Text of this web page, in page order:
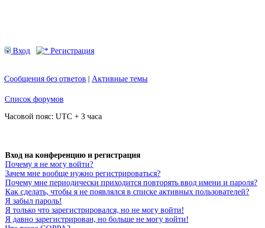
Вход Регистрация
Сообщения без ответов | Активные темы
Список форумов
Часовой пояс: UTC + 3 часа
Вход на конференцию и регистрация
Почему я не могу войти?
Зачем мне вообще нужно регистрироваться?
Почему мне периодически приходится повторять ввод имени и пароля?
Как сделать, чтобы я не появлялся в списке активных пользователей?
Я забыл пароль!
Я только что зарегистрировался, но не могу войти!
Я давно зарегистрирован, но больше не могу войти!